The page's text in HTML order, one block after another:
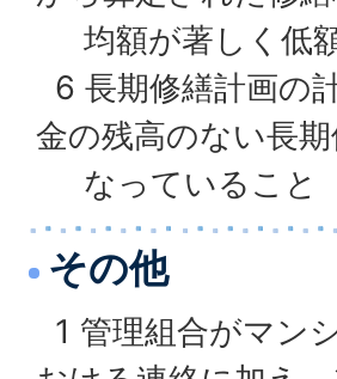
均額が著しく低
6 長期修繕計画の
金の残高のない長期
なっていること
その他
1 管理組合がマン